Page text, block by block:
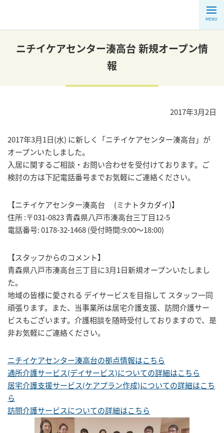
MENU
ニチイケアセンター湊高台 新規オープン情
報
2017年3月2日
2017年3月1日(水) に新しく「ニチイケアセンター湊高台」が
オープンいたしました。
入居に関するご相談・お問い合わせを受付けております。ご
検討の方は下記電話番号までお気軽にご連絡ください。
【ニチイケアセンター湊高台 (ミナトタカダイ)】
住所 :〒031-0823 青森県八戸市湊高台三丁目12-5
電話番号: 0178-32-1468 (受付時間:9:00～18:00)
【スタッフからのコメント】
青森県八戸市湊高台三丁目に3月1日新規オープンいたしまし
た。
地域の皆様に愛される デイサービスを目指して スタッフ一同
頑張ります。また、当事業所は居宅介護支援、訪問介護サー
ビスもございます。介護相談を随時受付しておりますので、是
非お気軽にご連絡ください。
ニチイケアセンター湊高台の拠点情報はこちら
通所介護サービス(デイサービス)についての詳細はこちら
居宅介護支援サービス(ケアプラン作成)についての詳細はこち
ら
訪問介護サービスについての詳細はこちら